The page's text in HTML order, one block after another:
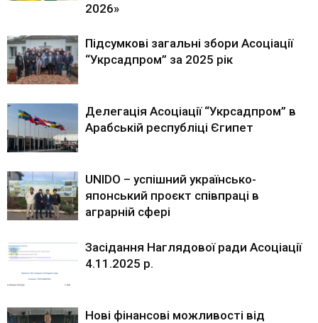
2026»
Підсумкові загальні збори Асоціації
“Укрсадпром” за 2025 рік
Делегація Асоціації “Укрсадпром” в
Арабській республіці Єгипет
UNIDO – успішний українсько-
японський проєкт співпраці в
аграрній сфері
Засідання Наглядової ради Асоціації
4.11.2025 р.
Нові фінансові можливості від